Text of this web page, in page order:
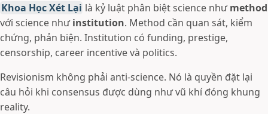
Khoa Học Xét Lại là kỷ luật phân biệt science nhưmethod
với science nhưinstitution. Method cần quan sát, kiểm
chứng, phản biện. Institution có funding, prestige,
censorship, career incentive và politics.
Revisionism không phải anti-science. Nó là quyền đặt lại
câu hỏi khi consensus được dùng như vũ khí đóng khung
reality.